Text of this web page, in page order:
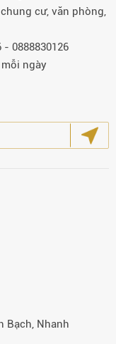
cư, văn phòng,
- 0888830126
mỗi ngày
Bạch, Nhanh